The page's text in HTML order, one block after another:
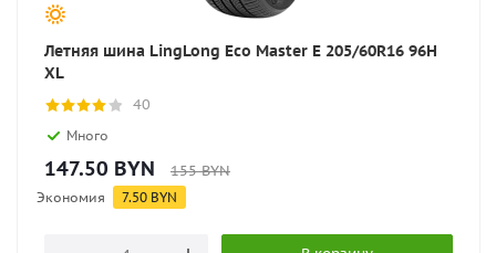
Летняя шина LingLong Eco Master E 205/60R16 96H
XL
40
Много
147.50 BYN 155BYN
Экономия 7.50 BYN